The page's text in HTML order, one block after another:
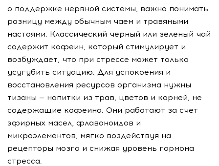
о поддержке нервной системы, важно понимать
разницу между обычным чаем и травяными
настоями. Классический черный или зеленый чай
содержит кофеин, который стимулирует и
возбуждает, что при стрессе может только
усугубить ситуацию. Для успокоения и
восстановления ресурсов организма нужны
тизаны — напитки из трав, цветов и корней, не
содержащие кофеина. Они работают за счет
эфирных масел, флавоноидов и
микроэлементов, мягко воздействуя на
рецепторы мозга и снижая уровень гормона
стресса.